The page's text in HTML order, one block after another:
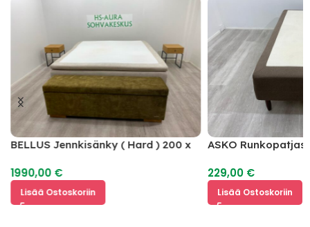
BELLUS Jennkisänky ( Hard ) 200 x
Yöpöytä 2 kpl
1990,00 €
Lisää Ostoskoriin
ASKO
229,00 €
Lisää Ostoskoriin